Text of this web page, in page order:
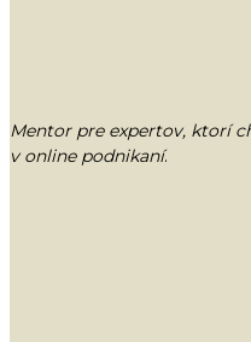
Mentor pre expertov, ktorí
v online podnikaní.